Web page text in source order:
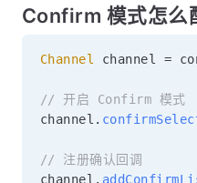
Confirm 模式怎么
Channel channel =
// 开启 Confirm 模式
channel .
// 注册确认回调
channel .